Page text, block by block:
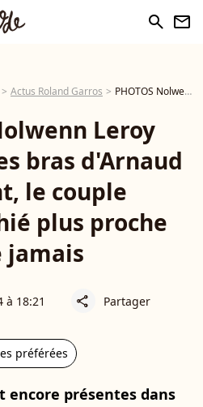
search newsletter
Actus Roland Garros PHOTOS Nolwenn Leroy lovée dans les bras d'Arnaud Clément, le couple photographié plus proche que jamais
Leroy
bras d'Arnaud
le couple
plus proche
jamais
à 18:21 share Partager
préférées
encore présentes dans